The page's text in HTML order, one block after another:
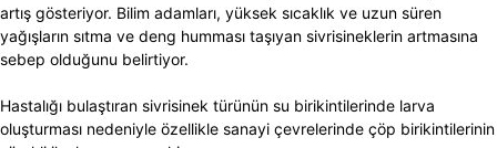
artış gösteriyor. Bilim adamları, yüksek sıcaklık ve uzun süren
yağışların sıtma ve deng humması taşıyan sivrisineklerin artmasına
sebep olduğunu belirtiyor.
Hastalığı bulaştıran sivrisinek türünün su birikintilerinde larva
oluşturması nedeniyle özellikle sanayi çevrelerinde çöp birikintilerinin